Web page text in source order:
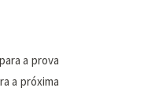
a prova
a próxima